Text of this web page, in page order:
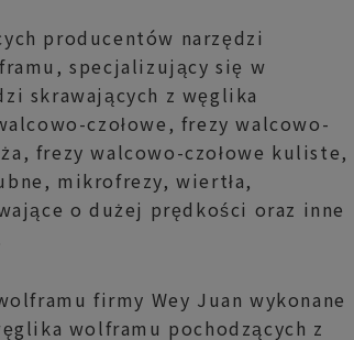
producentów narzędzi
specjalizujący się w
skrawających z węglika
czołowe, frezy walcowo-
frezy walcowo-czołowe kuliste,
mikrofrezy, wiertła,
o dużej prędkości oraz inne
firmy Wey Juan wykonane
wolframu pochodzących z